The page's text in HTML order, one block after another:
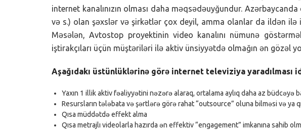
internet kanalınızın olması daha məqsədəuyğundur.
və s.) olan şəxslər və şirkətlər çox deyil, amma olanlar da ildən ilə
Məsələn, Avtostop proyektinin video kanalını nümunə
iştirakçıları üçün müştəriləri ilə aktiv ünsiyyətdə olmağın ən gözəl
Aşağıdakı üstünlüklərinə görə internet televiziya yaradılması
Yaxın 1 illik aktiv fəaliyyətini nəzərə alaraq, ortalama aylıq daha az büdcəyə
Resursların tələbata və şərtlərə görə rahat “outsource” oluna bilməsi və ya
Qısa müddətdə effekt alma
Qısa metrajlı videolarla hazırda ən effektiv “engagement” imkanına sahib